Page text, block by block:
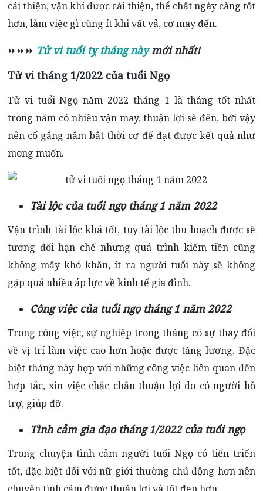
cải thiện, vận khí được cải thiện, thể chất ngày càng tốt
hơn, làm việc gì cũng ít khi vất vả, cơ may đến.
⏩⏩⏩ Tử vi tuổi tỵ tháng nàymới nhất!
Tử vi tháng 1/2022 của tuổi Ngọ
Tử vi tuổi Ngọ năm 2022 tháng 1 là tháng tốt nhất
trong năm có nhiều vận may, thuận lợi sẽ đến, bởi vậy
nên cố gắng nắm bắt thời cơ để đạt được kết quả như
mong muốn.
Tài lộc của tuổi ngọ tháng 1 năm 2022
Vận trình tài lộc khá tốt, tuy tài lộc thu hoạch được sẽ
tương đối hạn chế nhưng quá trình kiếm tiền cũng
không mấy khó khăn, ít ra người tuổi này sẽ không
gặp quá nhiều áp lực về kinh tế gia đình.
Công việc của tuổi ngọ tháng 1 năm 2022
Trong công việc, sự nghiệp trong tháng có sự thay đổi
về vị trí làm việc cao hơn hoặc được tăng lương. Đặc
biệt tháng này hợp với những công việc liên quan đến
hợp tác, xin việc chắc chắn thuận lợi do có người hỗ
trợ, giúp đỡ.
Tình cảm gia đạo tháng 1/2022 của tuổi ngọ
Trong chuyện tình cảm người tuổi Ngọ có tiến triển
tốt, đặc biệt đối với nữ giới thường chủ động hơn nên